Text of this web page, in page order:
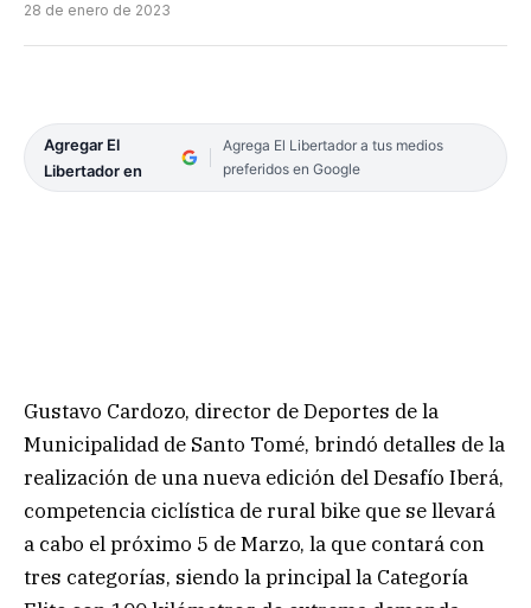
28 de enero de 2023
Agregar El
Libertador en
Agrega El Libertador a tus medios
preferidos en Google
Gustavo Cardozo, director de Deportes de la
Municipalidad de Santo Tomé, brindó detalles de la
realización de una nueva edición del Desafío Iberá,
competencia ciclística de rural bike que se llevará
a cabo el próximo 5 de Marzo, la que contará con
tres categorías, siendo la principal la Categoría